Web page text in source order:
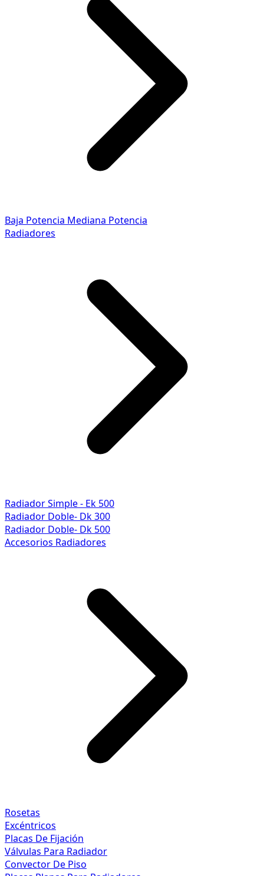
Baja Potencia Mediana Potencia
Radiadores
Radiador Simple - Ek 500
Radiador Doble- Dk 300
Radiador Doble- Dk 500
Accesorios Radiadores
Rosetas
Excéntricos
Placas De Fijación
Válvulas Para Radiador
Convector De Piso